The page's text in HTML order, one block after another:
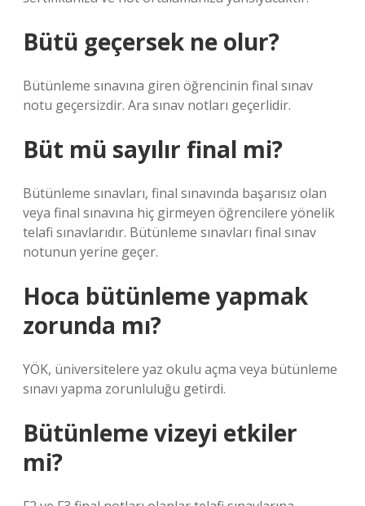
Bütü geçersek ne olur?
Bütünleme sınavına giren öğrencinin final sınav
notu geçersizdir. Ara sınav notları geçerlidir.
Büt mü sayılır final mi?
Bütünleme sınavları, final sınavında başarısız olan
veya final sınavına hiç girmeyen öğrencilere yönelik
telafi sınavlarıdır. Bütünleme sınavları final sınav
notunun yerine geçer.
Hoca bütünleme yapmak
zorunda mı?
YÖK, üniversitelere yaz okulu açma veya bütünleme
sınavı yapma zorunluluğu getirdi.
Bütünleme vizeyi etkiler
mi?